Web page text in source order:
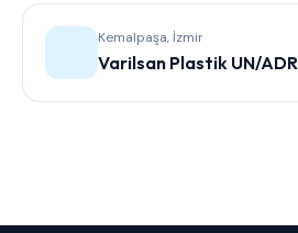
Kemalpaşa, İzmir
Varilsan Plastik UN/ADR